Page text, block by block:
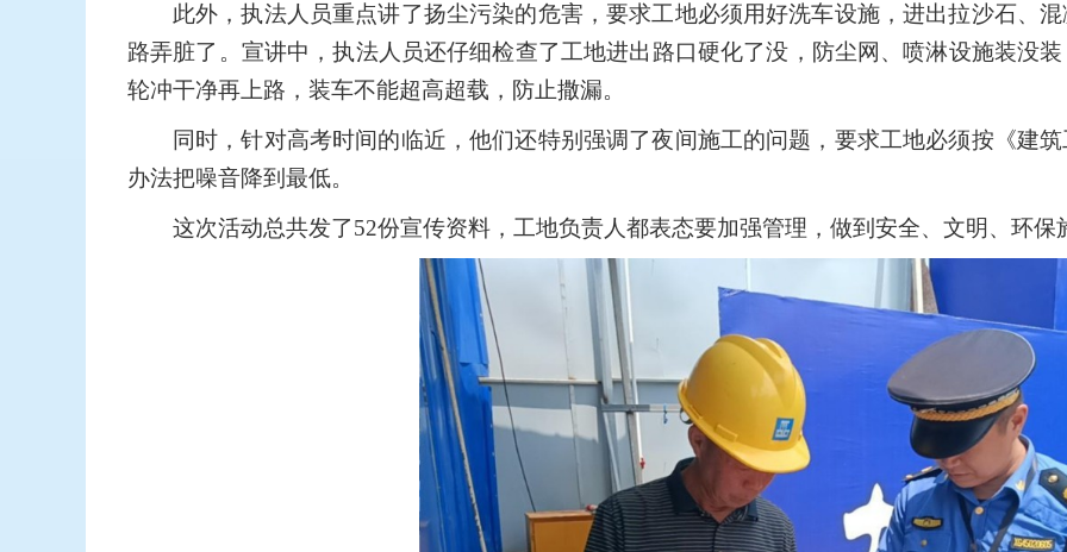
此外，执法人员重点讲了扬尘污染的危害，要求工地必须用好洗车设施，进出拉沙石、
路弄脏了。宣讲中，执法人员还仔细检查了工地进出路口硬化了没，防尘网、喷淋设施装没
轮冲干净再上路，装车不能超高超载，防止撒漏。
同时，针对高考时间的临近，他们还特别强调了夜间施工的问题，要求工地必须按《建
办法把噪音降到最低。
这次活动总共发了52份宣传资料，工地负责人都表态要加强管理，做到安全、文明、环保